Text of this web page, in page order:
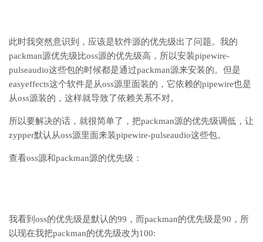
此时我突然意识到，应该是软件源的优先级出了问题。我的
packman源优先级比oss源的优先级高，所以安装pipewire-
pulseaudio这些包的时候都是通过packman源来安装的。但是
easyeffects这个软件是从oss源里面装的，它依赖的pipewire也是
从oss源装的，这样就导致了依赖关系不对。
所以要解决的话，就很简单了，把packman源的优先级调低，让
zypper默认从oss源里面来装pipewire-pulseaudio这些包。
查看oss源和packman源的优先级：
我看到oss的优先级是默认的99，而packman的优先级是90，所
以现在我把packman的优先级改为100: